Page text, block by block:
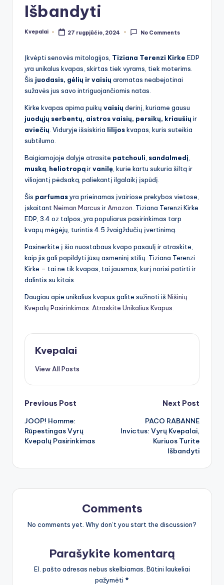
Išbandyti
Posted
Kvepalai 27 rugpjūčio, 2024 No Comments
Įkvėpti senovės mitologijos, Tiziana Terenzi Kirke EDP
yra unikalus kvapas, skirtas tiek vyrams, tiek moterims.
Šis juodasis, gėlių ir vaisių aromatas neabejotinai
sužavės jus savo intriguojančiomis natas.
Kirke kvapas apima puikų vaisių derinį, kuriame gausu
juodųjų serbentų, aistros vaisių, persikų, kriaušių ir
aviečių . Viduryje išsiskiria lilijoskvapas, kuris suteikia
subtilumo.
Baigiamojoje dalyje atrasite patchouli sandalmedį
muską heliotropąirvanilę , kurie kartu sukuria šiltą ir
viliojantį pėdsaką, paliekantį ilgalaikį įspūdį.
Šis parfumasyra prieinamas įvairiose prekybos vietose,
įskaitant Neiman Marcus ir Amazon . Tiziana Terenzi Kirke
EDP, 3.4 oz talpos, yra populiarus pasirinkimas tarp
kvapų mėgėjų, turintis 4.5 žvaigždučių įvertinimą.
Pasinerkite į šio nuostabaus kvapo pasaulį ir atraskite,
kaip jis gali papildyti jūsų asmeninį stilių. Tiziana Terenzi
Kirke – tai ne tik kvapas, tai jausmas, kurį norisi patirti ir
dalintis su kitais.
Daugiau apie unikalius kvapus galite sužinoti iš Nišinių
Kvepalų Pasirinkimas: Atraskite Unikalius Kvapus
Kvepalai
View All Posts
Post
navigation
Previous Post
JOOP! Homme:
Rūpestingas Vyrų
Kvepalų Pasirinkimas
Next Post
PACO RABANNE
Invictus: Vyrų Kvepalai,
Kuriuos Turite
Išbandyti
Comments
No comments yet. Why don’t you start the discussion?
Parašykite komentarą
El. pašto adresas nebus skelbiamas. Būtini laukeliai
pažymėti *